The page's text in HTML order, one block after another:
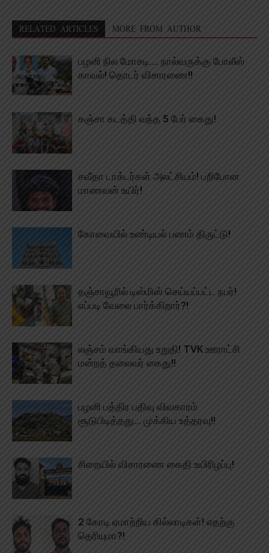
RELATED ARTICLES MORE FROM AUTHOR
பழனி நில மோசடி…. நால்வருக்கு போலீஸ்
காவல்! தொடர் விசாரணை!!
கஞ்சா கடத்தி வந்த 5 பேர் கைது!
சவீதா டாக்டர்கள் அலட்சியம்! பறிபோன
மாணவன் உயிர்!
கோவையில் உண்டியல் பணம் திருட்டு!
தஞ்சாவூரில் டிஸ்மிஸ் செய்யப்பட்ட நபர்!
எப்படி வேலை பார்க்கிறார்?!
லஞ்சம் வாங்கியது உறுதி! TVK ஊராட்சி
மன்றத் தலைவர் கைது!!
பழனி பத்திர பதிவு விவகாரம்
சூடுபிடித்தது… முக்கிய உத்தரவு!!
சிறையில் விசாரணை கைதி உயிரிழப்பு!
2 கோடி ஏமாற்றிய கில்லாடிகள்! எதற்கு
தெரியுமா?!